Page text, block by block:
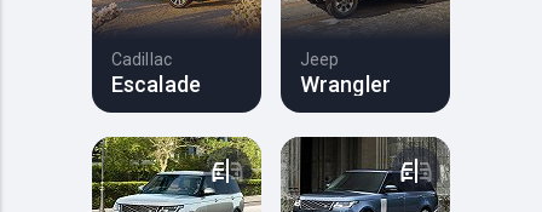
Cadillac
Escalade
Jeep
Wrangler